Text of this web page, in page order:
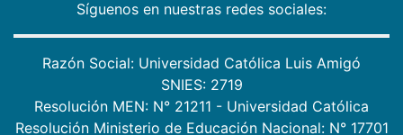
Síguenos en nuestras redes sociales:
Razón Social: Universidad Católica Luis Amigó
SNIES: 2719
Resolución MEN: N° 21211 - Universidad Católica
Resolución Ministerio de Educación Nacional: N° 17701